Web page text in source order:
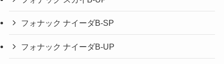
フォナック ナイーダB-SP
フォナック ナイーダB-UP